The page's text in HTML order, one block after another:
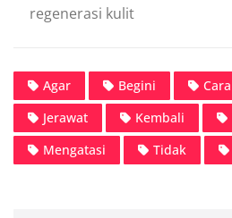
regenerasi kulit
Agar Begini Cara
Jerawat
Kembali
Mengatasi
Tidak